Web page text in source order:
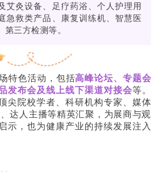
艾灸设备、足疗药浴、个人护理用
急救类产品、康复训练机、智慧医
第三方检测等。
特色活动，包括高峰论坛、专题会
发布会及线上线下渠道对接会等。
尖院校学者、科研机构专家、媒体
达人主播等精英汇聚，为展商与观
示，也为健康产业的持续发展注入